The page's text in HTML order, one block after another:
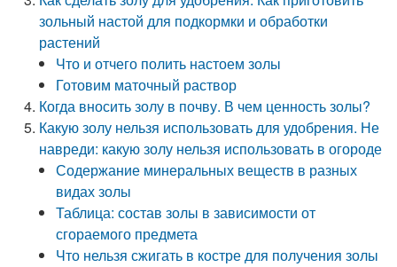
зольный настой для подкормки и обработки
растений
Что и отчего полить настоем золы
Готовим маточный раствор
Когда вносить золу в почву. В чем ценность золы?
Какую золу нельзя использовать для удобрения. Не
навреди: какую золу нельзя использовать в огороде
Содержание минеральных веществ в разных
видах золы
Таблица: состав золы в зависимости от
сгораемого предмета
Что нельзя сжигать в костре для получения золы